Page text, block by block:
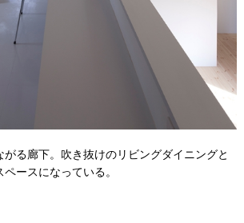
る廊下。吹き抜けのリビングダイニングと
ースになっている。